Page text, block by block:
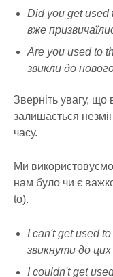
Did you get used
вже
Are you used to
звикли до
Зверніть увагу, що
залишається
часу.
Ми використовуємо
нам було чи є
to).
I can't get used
звикнути до
I couldn't get